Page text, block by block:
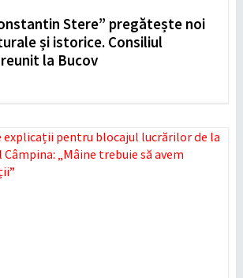
Stere” pregătește noi
și istorice. Consiliul
la Bucov